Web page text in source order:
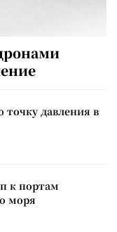
точку давления в
к портам
моря